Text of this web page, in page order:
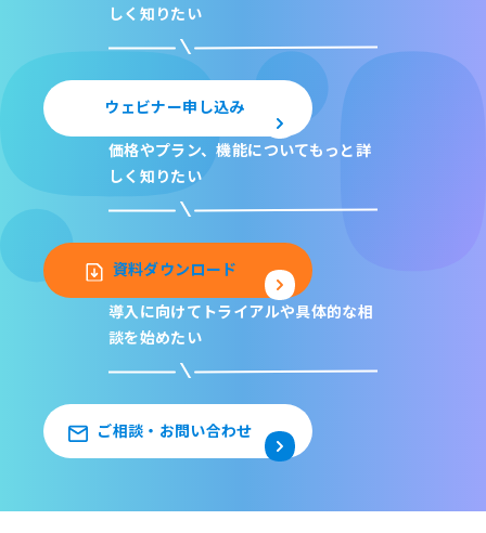
しく知りたい
ウェビナー申し込み
価格やプラン、機能についてもっと詳
しく知りたい
資料ダウンロード
導入に向けてトライアルや具体的な相
談を始めたい
ご相談・お問い合わせ